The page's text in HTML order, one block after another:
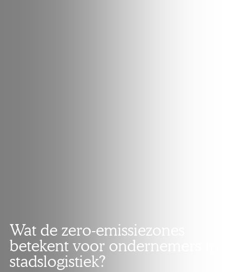
Wat de zero-emissiezones
betekent voor ondernemers in
stadslogistiek?